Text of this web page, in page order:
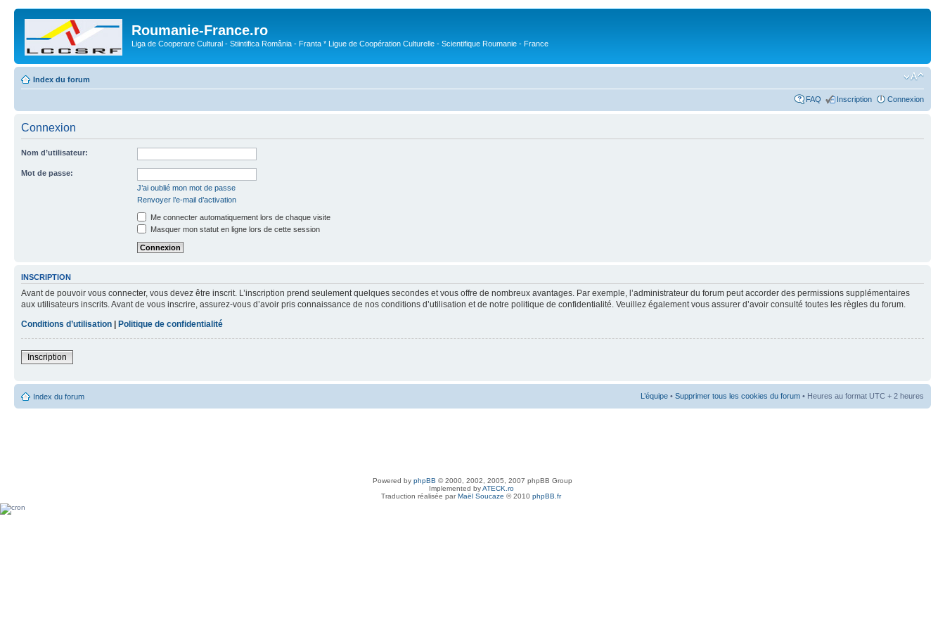
Roumanie-France.ro
Liga de Cooperare Cultural - Stiintifica România - Franta * Ligue de Coopération Culturelle - Scientifique Roumanie - France
Index du forum
FAQ Inscription Connexion
Connexion
Nom d’utilisateur:
Mot de passe:
J’ai oublié mon mot de passe
Renvoyer l’e-mail d’activation
Me connecter automatiquement lors de chaque visite
Masquer mon statut en ligne lors de cette session
INSCRIPTION
Avant de pouvoir vous connecter, vous devez être inscrit. L’inscription prend seulement quelques secondes et vous offre de nombreux avantages. Par exemple, l’administrateur du forum peut accorder des permissions supplémentaires
aux utilisateurs inscrits. Avant de vous inscrire, assurez-vous d’avoir pris connaissance de nos conditions d’utilisation et de notre politique de confidentialité. Veuillez également vous assurer d’avoir consulté toutes les règles du forum.
Conditions d’utilisation
Politique de confidentialité
Inscription
Index du forum L’équipe • Supprimer tous les cookies du forum • Heures au format UTC + 2 heures
Powered by phpBB © 2000, 2002, 2005, 2007 phpBB Group
Implemented byATECK.ro
Traduction réalisée parMaël Soucaze © 2010 phpBB.fr